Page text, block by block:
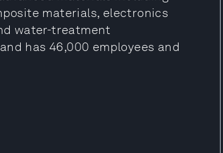
materials, electronics
water-treatment
has 46,000 employees and